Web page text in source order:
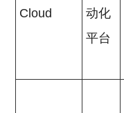
Cloud
动化
平台